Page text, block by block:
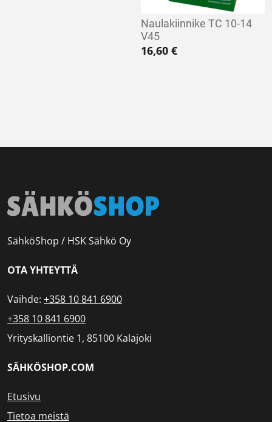
Naulakiinnike TC 10-14
V45
16,60€
SähköShop / HSK Sähkö Oy
OTA YHTEYTTÄ
Vaihde: +358 10 841 6900
+358 10 841 6900
Yrityskalliontie 1, 85100 Kalajoki
SÄHKÖSHOP.COM
Etusivu
Tietoa meistä